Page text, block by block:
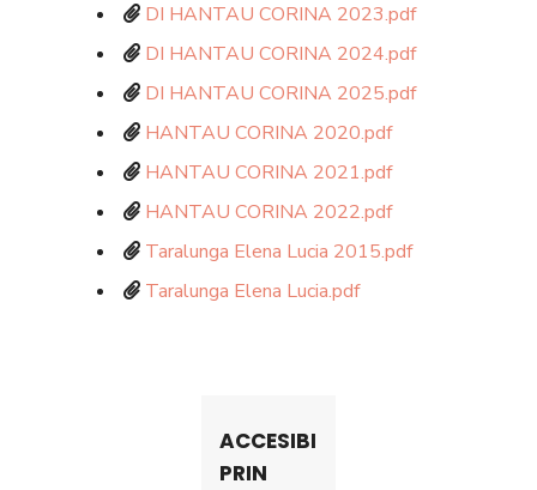
DI HANTAU CORINA 2023.pdf
DI HANTAU CORINA 2024.pdf
DI HANTAU CORINA 2025.pdf
HANTAU CORINA 2020.pdf
HANTAU CORINA 2021.pdf
HANTAU CORINA 2022.pdf
Taralunga Elena Lucia 2015.pdf
Taralunga Elena Lucia.pdf
ACCESIBILITATE
PRIN